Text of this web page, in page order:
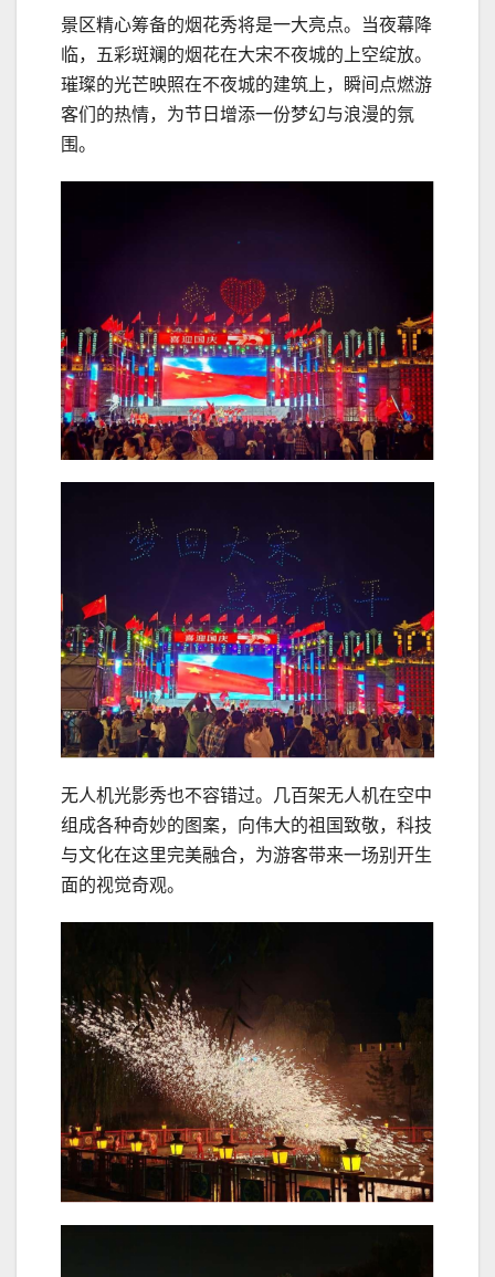
景区精心筹备的烟花秀将是一大亮点。当夜幕降
临，五彩斑斓的烟花在大宋不夜城的上空绽放。
璀璨的光芒映照在不夜城的建筑上，瞬间点燃游
客们的热情，为节日增添一份梦幻与浪漫的氛
围。
无人机光影秀也不容错过。几百架无人机在空中
组成各种奇妙的图案，向伟大的祖国致敬，科技
与文化在这里完美融合，为游客带来一场别开生
面的视觉奇观。